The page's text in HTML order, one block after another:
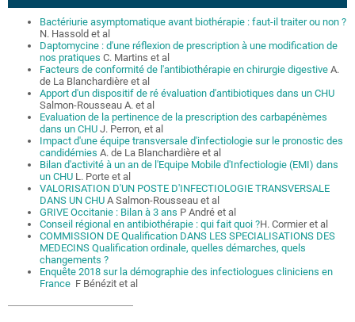
Bactériurie asymptomatique avant biothérapie : faut-il traiter ou non ?
N. Hassold et al
Daptomycine : d'une réflexion de prescription à une modification de
nos pratiques C. Martins et al
Facteurs de conformité de l'antibiothérapie en chirurgie digestive A.
de La Blanchardière et al
Apport d'un dispositif de ré évaluation d'antibiotiques dans un CHU
Salmon-Rousseau A. et al
Evaluation de la pertinence de la prescription des carbapénèmes
dans un CHU J. Perron, et al
Impact d'une équipe transversale d'infectiologie sur le pronostic des
candidémies A. de La Blanchardière et al
Bilan d'activité à un an de l'Equipe Mobile d'Infectiologie (EMI) dans
un CHU L. Porte et al
VALORISATION D'UN POSTE D'INFECTIOLOGIE TRANSVERSALE
DANS UN CHU A Salmon-Rousseau et al
GRIVE Occitanie : Bilan à 3 ans P André et al
Conseil régional en antibiothérapie : qui fait quoi ?H. Cormier et al
COMMISSION DE Qualification DANS LES SPECIALISATIONS DES
MEDECINS Qualification ordinale, quelles démarches, quels
changements ?
Enquête 2018 sur la démographie des infectiologues cliniciens en
France F Bénézit et al